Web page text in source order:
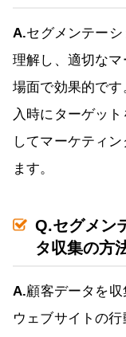
A.セグメンテー
理解し、適切な
場面で効果的で
入時にターゲッ
してマーケティ
ます。
Q.セグメン
タ収集の方
A.顧客データを収
ウェブサイトの